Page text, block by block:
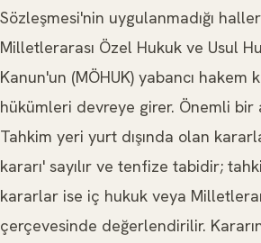
Sözleşmesi'nin uygulanmadığı
Milletlerarası Özel Hukuk ve Usul
Kanun'un (MÖHUK) yabancı hakem
hükümleri devreye girer. Önemli bir
Tahkim yeri yurt dışında olan
kararı' sayılır ve tenfize tabidir;
kararlar ise iç hukuk veya
çerçevesinde değerlendirilir.